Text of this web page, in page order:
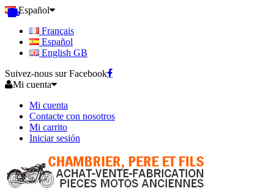
Español
Français
Español
English GB
Suivez-nous sur Facebook
Mi cuenta
Mi cuenta
Contacte con nosotros
Mi carrito
Iniciar sesión